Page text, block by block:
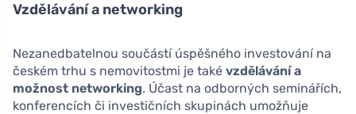
Vzdělávání a networking
Nezanedbatelnou součástí úspěšného investování na
českém trhu s nemovitostmi je také vzdělávání a
možnost networking. Účast na odborných seminářích,
konferencích či investičních skupinách umožňuje